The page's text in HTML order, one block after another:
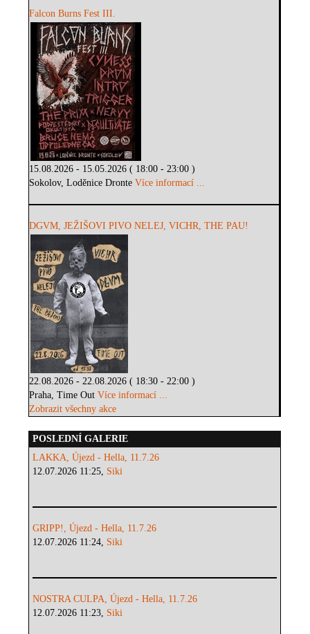
Falcon Burns Fest III.
15.08.2026 - 15.05.2026 ( 18:00 - 23:00 )
Sokolov, Loděnice DronteVíce informací ...
DGVM, JEŽIŠOVI PIVO NELEJ, VICHR, THE PAU!
22.08.2026 - 22.08.2026 ( 18:30 - 22:00 )
Praha, Time OutVíce informací ...
Zobrazit všechny akce
POSLEDNÍ GALERIE
LAKKA, Újezd - Hella, 11.7.26
12.07.2026 11:25, Siki
GRIPP!, Újezd - Hella, 11.7.26
12.07.2026 11:24, Siki
NOSTRA CULPA, Újezd - Hella, 11.7.26
12.07.2026 11:23, Siki